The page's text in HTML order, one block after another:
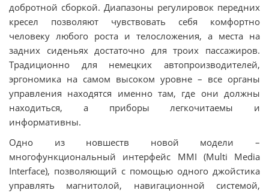
добротной сборкой. Диапазоны регулировок передних
кресел позволяют чувствовать себя комфортно
человеку любого роста и телосложения, а места на
задних сиденьях достаточно для троих пассажиров.
Традиционно для немецких автопроизводителей,
эргономика на самом высоком уровне – все органы
управления находятся именно там, где они должны
находиться, а приборы легкочитаемы и
информативны.
Одно из новшеств новой модели –
многофункциональный интерфейс MMI (Multi Media
Interface), позволяющий с помощью одного джойстика
управлять магнитолой, навигационной системой,